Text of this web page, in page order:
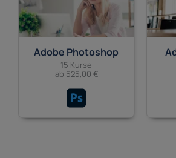
Adobe Photoshop
15 Kurse
ab 525,00 €